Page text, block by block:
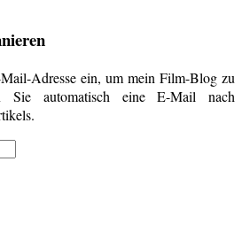
Adresse ein, um mein Film-Blog zu
Sie automatisch eine E-Mail nach